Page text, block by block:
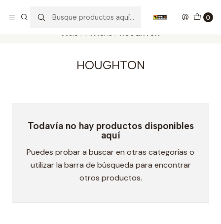
0
Inicio MARCAS HOUGHTON
HOUGHTON
Todavía no hay productos disponibles
aquí
Puedes probar a buscar en otras categorías o
utilizar la barra de búsqueda para encontrar
otros productos.